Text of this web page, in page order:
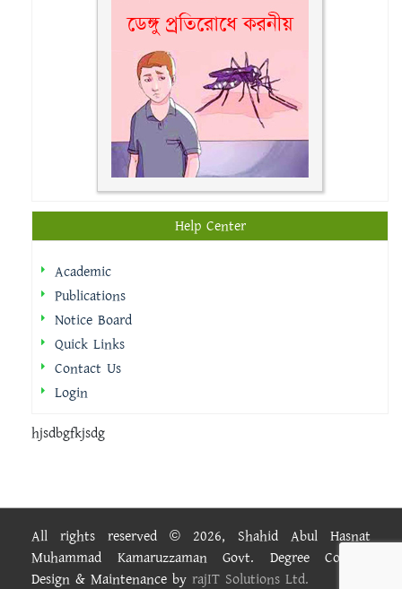
Help Center
Academic
Publications
Notice Board
Quick Links
Contact Us
Login
hjsdbgfkjsdg
All rights reserved © 2026, Shahid Abul Hasnat
Muhammad Kamaruzzaman Govt. Degree College.
Design & Maintenance by rajIT Solutions Ltd.